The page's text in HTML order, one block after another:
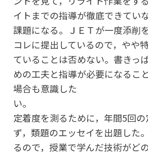
イトまでの指導が徹底できてい
課題になる。ＪＥＴが一度添削
コレに提出しているので，やや
ていることは否めない。書きっ
めの工夫と指導が必要になるこ
場合も意識した
定着度を測るために，年間5回
ず，類題のエッセイを出題した
るので，授業で学んだ技術がど